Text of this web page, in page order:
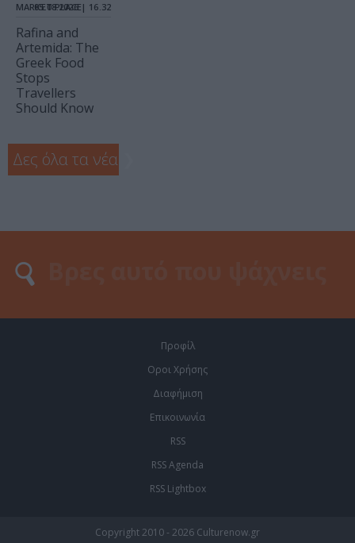
MARKET PLACE
05.08.2026 | 16.32
Rafina and
Artemida: The
Greek Food
Stops
Travellers
Should Know
Δες όλα τα νέα
Προφίλ
Οροι Χρήσης
Διαφήμιση
Επικοινωνία
RSS
RSS Agenda
RSS Lightbox
Copyright 2010 - 2026 Culturenow.gr